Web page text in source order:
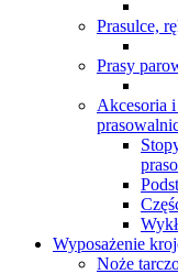
Prasulce,
Prasy
Akcesoria i
Wyposażenie
Noże